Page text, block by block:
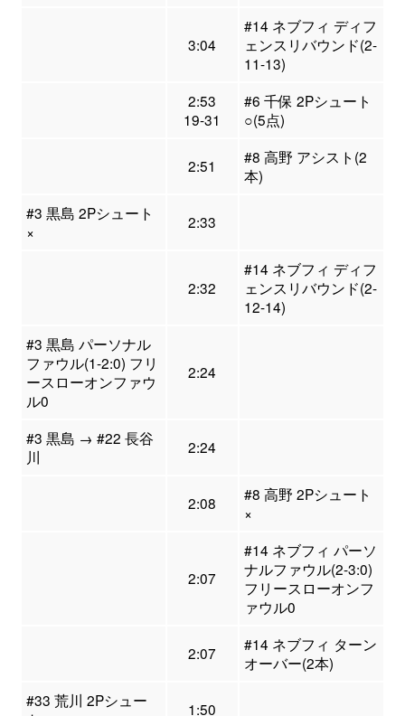
3:04
#14 ネブフィ ディフ
ェンスリバウンド(2-
11-13)
2:53
19-31
#6 千保 2Pシュート
○(5点)
2:51
#8 高野 アシスト(2
本)
#3 黒島 2Pシュート
×
2:33
2:32
#14 ネブフィ ディフ
ェンスリバウンド(2-
12-14)
#3 黒島 パーソナル
ファウル(1-2:0) フリ
ースローオンファウ
ル0
2:24
#3 黒島 → #22 長谷
川
2:24
2:08
#8 高野 2Pシュート
×
2:07
#14 ネブフィ パーソ
ナルファウル(2-3:0)
フリースローオンフ
ァウル0
2:07
#14 ネブフィ ターン
オーバー(2本)
#33 荒川 2Pシュー
1:50